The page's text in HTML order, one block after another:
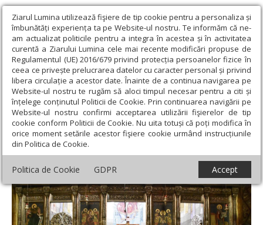
Ziarul Lumina utilizează fişiere de tip cookie pentru a personaliza și
îmbunătăți experiența ta pe Website-ul nostru. Te informăm că ne-
am actualizat politicile pentru a integra în acestea și în activitatea
curentă a Ziarului Lumina cele mai recente modificări propuse de
Regulamentul (UE) 2016/679 privind protecția persoanelor fizice în
ceea ce privește prelucrarea datelor cu caracter personal și privind
libera circulație a acestor date. Înainte de a continua navigarea pe
Website-ul nostru te rugăm să aloci timpul necesar pentru a citi și
înțelege conținutul Politicii de Cookie. Prin continuarea navigării pe
Website-ul nostru confirmi acceptarea utilizării fişierelor de tip
cookie conform Politicii de Cookie. Nu uita totuși că poți modifica în
orice moment setările acestor fişiere cookie urmând instrucțiunile
din Politica de Cookie.
Politica de Cookie GDPR Accept
Ziarul Lumina › Actualitate religioasă › Știri › Sfântul Apostol
Andrei, sărbătorit la Catedrala Mitropolitană din Cluj-Napoca
Sfântul Apostol Andrei, sărbătorit la
Catedrala Mitropolitană din Cluj-Napoca